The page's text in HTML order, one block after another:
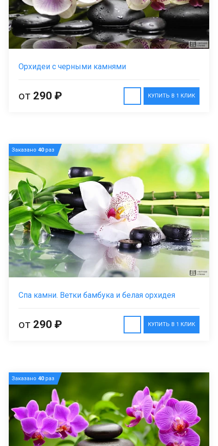
Орхидеи с черными камнями
КУПИТЬ В 1 КЛИК
от 290 ₽
Заказано 40раз
Спа камни. Ветки бамбука и белая орхидея
КУПИТЬ В 1 КЛИК
от 290 ₽
Заказано 40раз